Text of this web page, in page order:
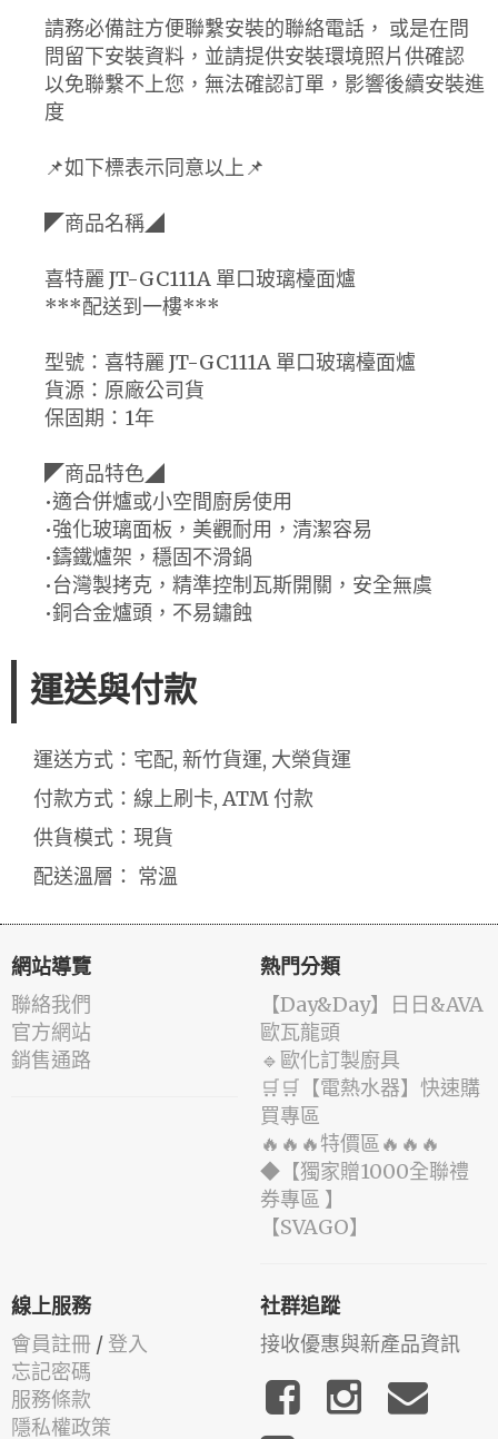
請務必備註方便聯繫安裝的聯絡電話， 或是在問
問留下安裝資料，並請提供安裝環境照片供確認
以免聯繫不上您，無法確認訂單，影響後續安裝進
度
📌如下標表示同意以上📌
◤商品名稱◢
喜特麗 JT-GC111A 單口玻璃檯面爐
***配送到一樓***
型號：喜特麗 JT-GC111A 單口玻璃檯面爐
貨源：原廠公司貨
保固期：1年
◤商品特色◢
•適合併爐或小空間廚房使用
•強化玻璃面板，美觀耐用，清潔容易
•鑄鐵爐架，穩固不滑鍋
•台灣製拷克，精準控制瓦斯開關，安全無虞
•銅合金爐頭，不易鏽蝕
運送與付款
運送方式：宅配, 新竹貨運, 大榮貨運
付款方式：線上刷卡, ATM 付款
供貨模式：現貨
配送溫層： 常溫
網站導覽
聯絡我們
官方網站
銷售通路
熱門分類
️【Day&Day】️日日&AVA
歐瓦龍頭
🔹歐化訂製廚具
🛒🛒【電熱水器】快速購
買專區
🔥🔥🔥特價區🔥🔥🔥
◆【獨家贈1000全聯禮
券專區 】
️【SVAGO】️
線上服務
會員註冊 / 登入
忘記密碼
服務條款
隱私權政策
社群追蹤
接收優惠與新產品資訊